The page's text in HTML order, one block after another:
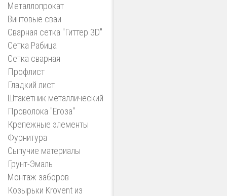
Металлопрокат
Винтовые сваи
Сварная сетка "Гиттер 3D"
Сетка Рабица
Сетка сварная
Профлист
Гладкий лист
Штакетник металлический
Проволока "Егоза"
Крепежные элементы
Фурнитура
Сыпучие материалы
Грунт-Эмаль
Монтаж заборов
Козырьки Krovent из